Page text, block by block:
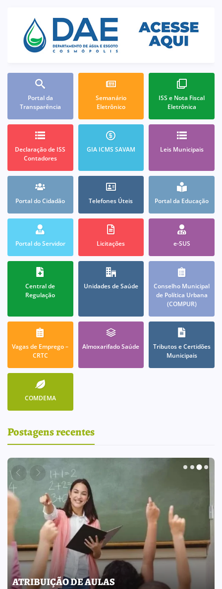
Portal da
Transparência
Semanário
Eletrônico
ISS e Nota Fiscal
Eletrônica
Declaração de ISS
Contadores
GIA ICMS SAVAM Leis Municipais
Portal do Cidadão Telefones Úteis Portal da Educação
Portal do Servidor Licitações e-SUS
Central de
Regulação
Unidades de Saúde
Conselho Municipal
de Política Urbana
(COMPUR)
Vagas de Emprego –
CRTC
Almoxarifado Saúde
Tributos e Certidões
Municipais
COMDEMA
Postagens recentes
BOLETIM INFORMATIVO 238